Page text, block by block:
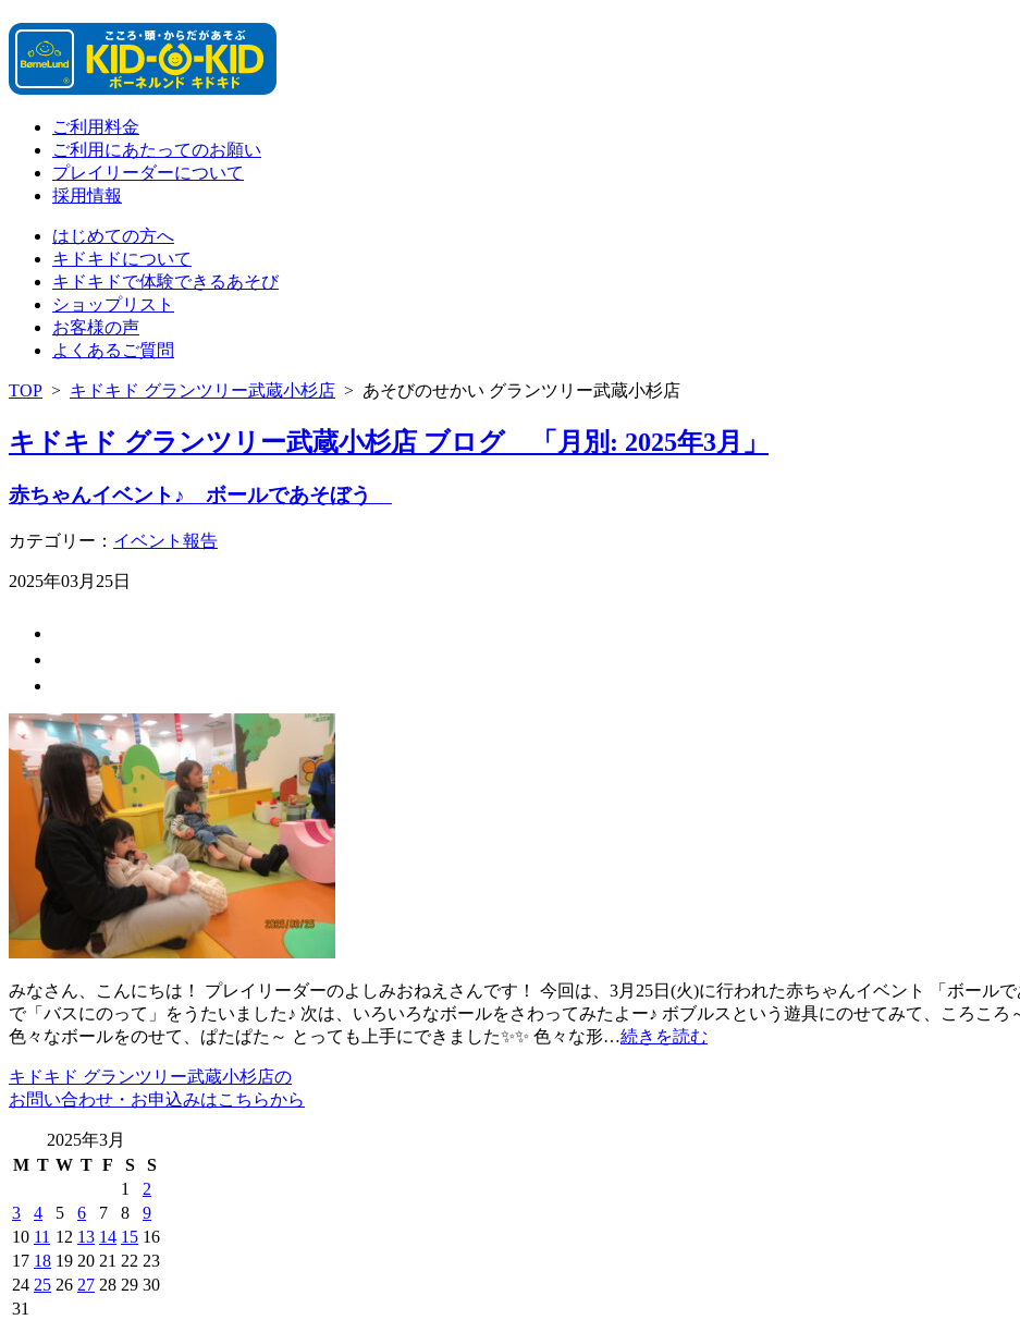
ご利用料金
ご利用にあたってのお願い
プレイリーダーについて
採用情報
はじめての方へ
キドキドについて
キドキドで体験できるあそび
ショップリスト
お客様の声
よくあるご質問
TOP > キドキド グランツリー武蔵小杉店 > あそびのせかい グランツリー武蔵小杉店
キドキド グランツリー武蔵小杉店 ブログ 「月別: 2025年3月」
赤ちゃんイベント♪ ボールであそぼう
カテゴリー： イベント報告
2025年03月25日
みなさん、こんにちは！ プレイリーダーのよしみおねえさんです！ 今回は、3月25日(火)に行われた赤ちゃんイベント 「ボール
で「バスにのって」をうたいました♪ 次は、いろいろなボールをさわってみたよー♪ ボブルスという遊具にのせてみて、ころこ
色々なボールをのせて、ぱたぱた～ とっても上手にできました✨✨ 色々な形…続きを読む
キドキド グランツリー武蔵小杉店の
お問い合わせ・お申込みはこちらから
2025年3月
M T W T F S
S
1
2
3
4 5 6 7 8
9
10 11 12 13 14 15 16
17 18 19 20 21 22 23
24 25 26 27 28 29 30
31